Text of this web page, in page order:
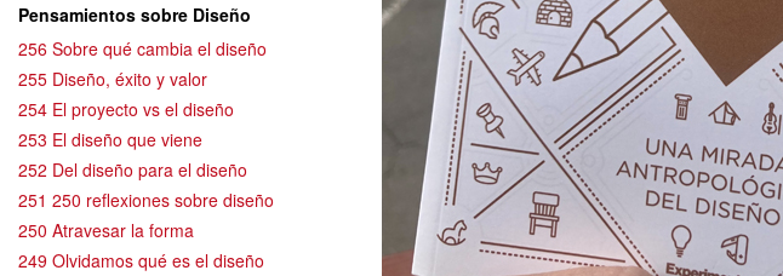
Pensamientos sobre Diseño
256 Sobre qué cambia el diseño
255 Diseño, éxito y valor
254 El proyecto vs el diseño
253 El diseño que viene
252 Del diseño para el diseño
251 250 reflexiones sobre diseño
250 Atravesar la forma
249 Olvidamos qué es el diseño